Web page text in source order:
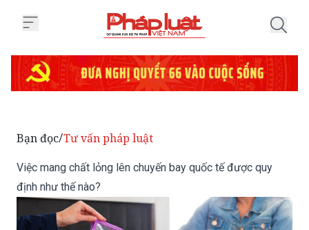
Việc mang chất lỏng lên chuyến bay quốc tế được quy